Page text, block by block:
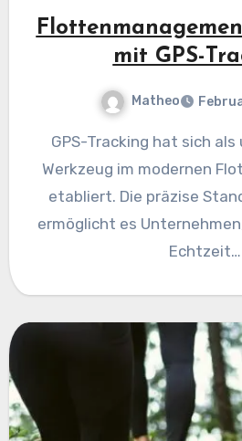
mit GPS-
Matheo
GPS-Tracking hat sich als unverzichtbares
Werkzeug im modernen
etabliert. Die präzise
ermöglicht es
Echtzeit…